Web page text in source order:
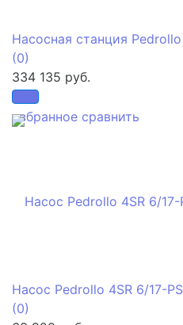
избранное сравнить
Насосная станция
(0)
334 135 руб.
Насос Pedrollo 4SR 6/17-PS
(0)